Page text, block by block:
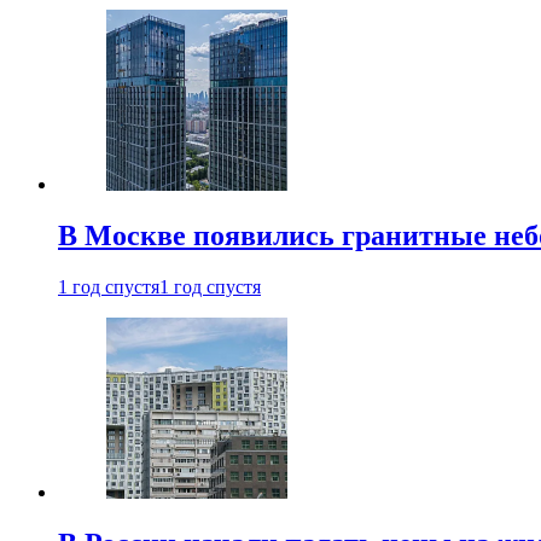
В Москве появились гранитные
1 год спустя1 год спустя